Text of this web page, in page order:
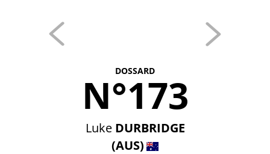
DOSSARD
N°173
Luke DURBRIDGE
(AUS)